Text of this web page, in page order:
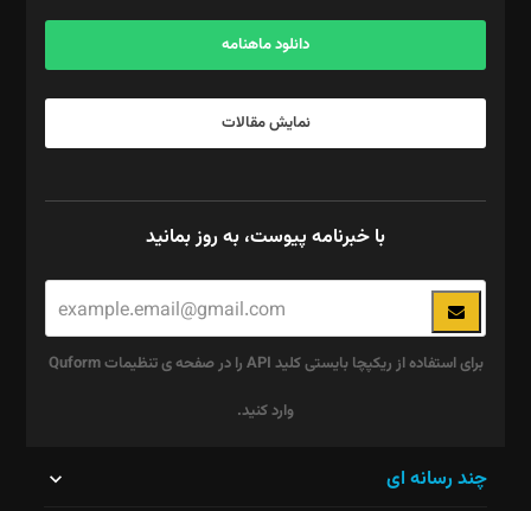
آگهی و مشترکین: ۰۹۱۹۹۹۹۰۴۵۴
دانلود ماهنامه
نمایش مقالات
با خبرنامه پیوست، به روز بمانید
برای استفاده از ریکپچا بایستی کلید API را در صفحه ی تنظیمات Quform
وارد کنید.
چند رسانه ای